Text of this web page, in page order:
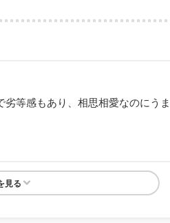
等感もあり、相思相愛なのにう
見る